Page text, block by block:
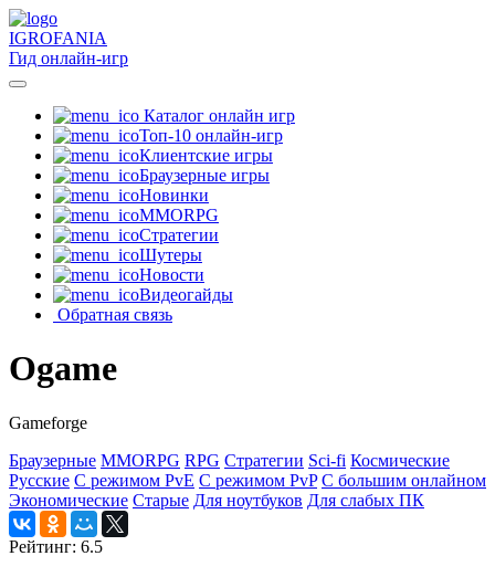
IGROFANIA
Гид онлайн-игр
Каталог онлайн игр
Топ-10 онлайн-игр
Клиентские игры
Браузерные игры
Новинки
MMORPG
Стратегии
Шутеры
Новости
Видеогайды
Обратная связь
Ogame
Gameforge
Браузерные MMORPG RPG Стратегии Sci-fi Космические
Русские С режимом PvE С режимом PvP С большим онлайном
Экономические Старые Для ноутбуков Для слабых ПК
Рейтинг: 6.5